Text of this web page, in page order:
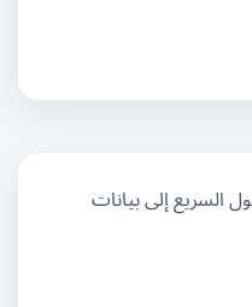
إلى بيانات